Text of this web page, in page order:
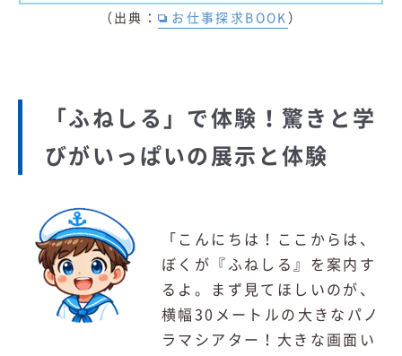
（出典： お仕事探求BOOK ）
「ふねしる」で体験！驚きと学
びがいっぱいの展示と体験
「こんにちは！ここからは、
ぼくが『ふねしる』を案内す
るよ。まず見てほしいのが、
横幅30メートルの大きなパノ
ラマシアター！大きな画面い